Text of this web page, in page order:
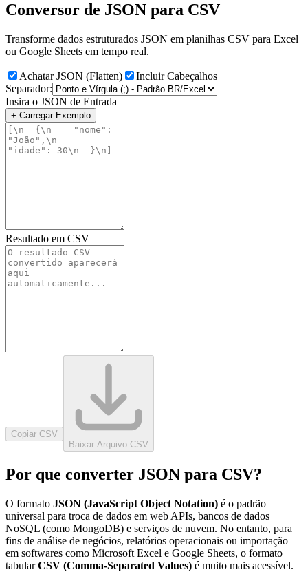
Conversor de JSON para CSV
Transforme dados estruturados JSON em planilhas CSV para Excel
ou Google Sheets em tempo real.
Achatar JSON (Flatten)
Incluir Cabeçalhos
Separador:
Insira o JSON de Entrada
+ Carregar Exemplo
Resultado em CSV
Copiar CSV
Baixar Arquivo CSV
Por que converter JSON para CSV?
O formato JSON (JavaScript Object Notation) é o padrão
universal para troca de dados em web APIs, bancos de dados
NoSQL (como MongoDB) e serviços de nuvem. No entanto, para
fins de análise de negócios, relatórios operacionais ou importação
em softwares como Microsoft Excel e Google Sheets, o formato
tabularCSV (Comma-Separated Values) é muito mais acessível.